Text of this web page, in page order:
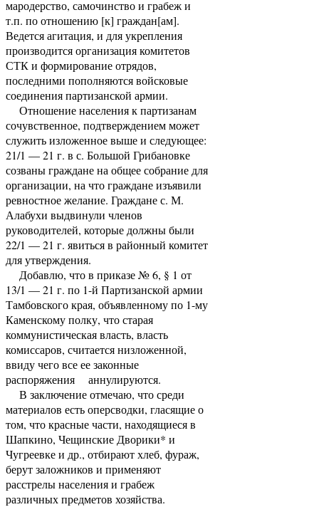
мародерство, самочинство и грабеж и
т.п. по отношению [к] граждан[ам].
Ведется агитация, и для укрепления
производится организация комитетов
СТК и формирование отрядов,
последними пополняются войсковые
соединения партизанской армии.
Отношение населения к партизанам
сочувственное, подтверждением может
служить изложенное выше и следующее:
21/1 — 21 г. в с. Большой Грибановке
созваны граждане на общее собрание для
организации, на что граждане изъявили
ревностное желание. Граждане с. М.
Алабухи выдвинули членов
руководителей, которые должны были
22/1 — 21 г. явиться в районный комитет
для утверждения.
Добавлю, что в приказе № 6, § 1 от
13/1 — 21 г. по 1-й Партизанской армии
Тамбовского края, объявленному по 1-му
Каменскому полку, что старая
коммунистическая власть, власть
комиссаров, считается низложенной,
ввиду чего все ее законные
распоряжения аннулируются.
В заключение отмечаю, что среди
материалов есть оперсводки, гласящие о
том, что красные части, находящиеся в
Шапкино, Чещинские Дворики* и
Чугреевке и др., отбирают хлеб, фураж,
берут заложников и применяют
расстрелы населения и грабеж
различных предметов хозяйства.